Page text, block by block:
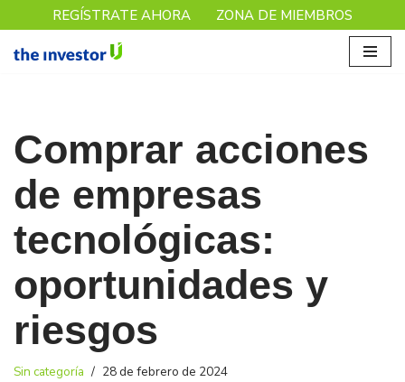
Saltar
REGÍSTRATE AHORA ZONA DE MIEMBROS
Comprar acciones
de empresas
tecnológicas:
oportunidades y
riesgos
Sin categoría 28 de febrero de 2024